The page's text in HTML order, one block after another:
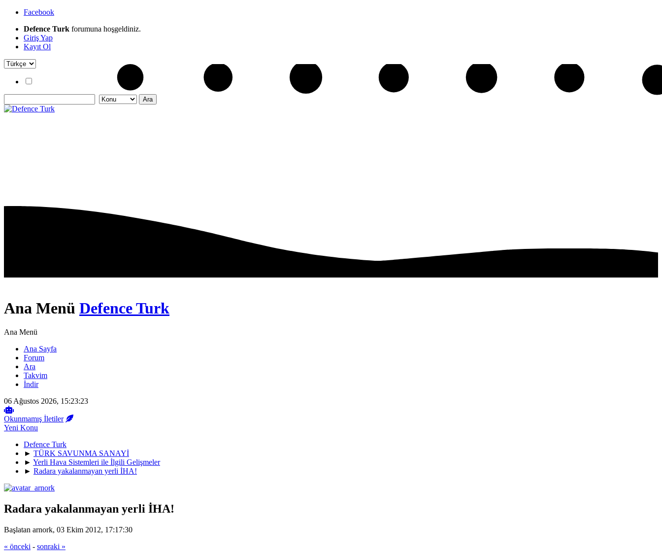
Facebook
Defence Turk forumuna hoşgeldiniz.
Giriş Yap
Kayıt Ol
Ana Menü Defence Turk
Ana Menü
Ana Sayfa
Forum
Ara
Takvim
İndir
06 Ağustos 2026, 15:23:23
Okunmamış İletiler
Yeni Konu
Defence Turk
► TÜRK SAVUNMA SANAYİ
► Yerli Hava Sistemleri ile İlgili Gelişmeler
► Radara yakalanmayan yerli İHA!
Radara yakalanmayan yerli İHA!
Başlatan arnork, 03 Ekim 2012, 17:17:30
« önceki - sonraki »